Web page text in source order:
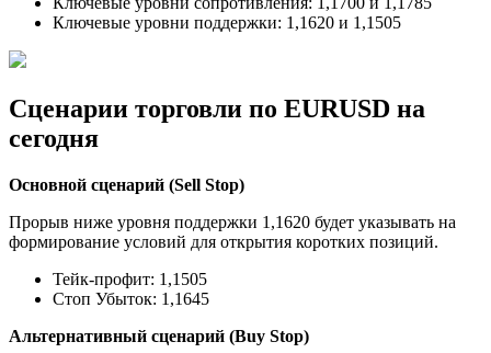
Ключевые уровни поддержки: 1,1620 и 1,1505
Сценарии торговли по EURUSD на
сегодня
Основной сценарий (Sell Stop)
Прорыв ниже уровня поддержки 1,1620 будет указывать на
формирование условий для открытия коротких позиций.
Тейк-профит: 1,1505
Стоп Убыток: 1,1645
Альтернативный сценарий (Buy Stop)